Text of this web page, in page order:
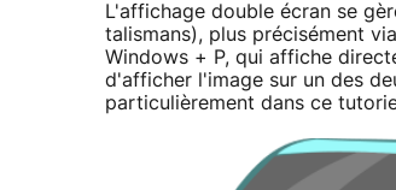
L'affichage double écran se
talismans), plus précisément
Windows + P, qui affiche
d'afficher l'image sur un des
particulièrement dans ce